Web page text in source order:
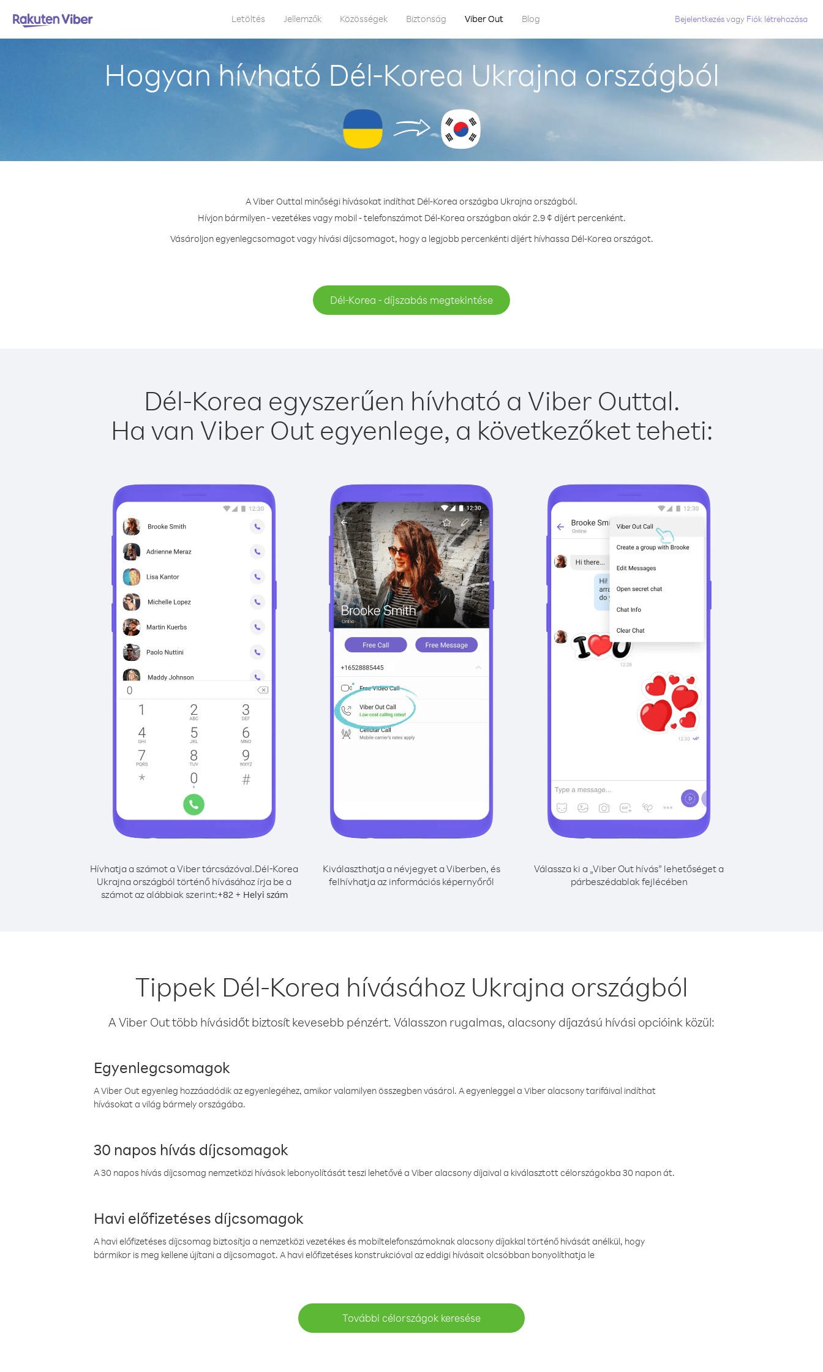
Letöltés Jellemzők Közösségek Biztonság Viber Out Blog Bejelentkezésvagy Fiók létrehozása
Hogyan hívható Dél-Korea Ukrajna országból
A Viber Outtal minőségi hívásokat indíthat Dél-Korea országba Ukrajna országból.
Hívjon bármilyen - vezetékes vagy mobil - telefonszámot Dél-Korea országban akár 2.9 ¢ díjért percenként.
Vásároljon egyenlegcsomagot vagy hívási díjcsomagot, hogy a legjobb percenkénti díjért hívhassa Dél-Korea országot.
Dél-Korea - díjszabás megtekintése
Dél-Korea egyszerűen hívható a Viber Outtal.
Ha van Viber Out egyenlege, a következőket teheti:
Hívhatja a számot a Viber tárcsázóval.Dél-Korea
Ukrajna országból történő hívásához írja be a
számot az alábbiak szerint:+82+ Helyi szám
Kiválaszthatja a névjegyet a Viberben, és
felhívhatja az információs képernyőről
Válassza ki a „Viber Out hívás” lehetőséget a
párbeszédablak fejlécében
Tippek Dél-Korea hívásához Ukrajna országból
A Viber Out több hívásidőt biztosít kevesebb pénzért. Válasszon rugalmas, alacsony díjazású hívási opcióink közül:
Egyenlegcsomagok
A Viber Out egyenleg hozzáadódik az egyenlegéhez, amikor valamilyen összegben vásárol. A egyenleggel a Viber alacsony tarifáival indíthat
hívásokat a világ bármely országába.
30 napos hívás díjcsomagok
A 30 napos hívás díjcsomag nemzetközi hívások lebonyolítását teszi lehetővé a Viber alacsony díjaival a kiválasztott célországokba 30 napon át.
Havi előfizetéses díjcsomagok
A havi előfizetéses díjcsomag biztosítja a nemzetközi vezetékes és mobiltelefonszámoknak alacsony díjakkal történő hívását anélkül, hogy
bármikor is meg kellene újítani a díjcsomagot. A havi előfizetéses konstrukcióval az eddigi hívásait olcsóbban bonyolíthatja le
További célországok keresése